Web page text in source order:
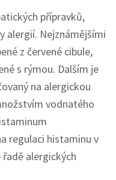
přípravků,
alergií. Nejznámějšími
z červené cibule,
s rýmou. Dalším je
na alergickou
vodnatého
regulaci histaminu v
alergických